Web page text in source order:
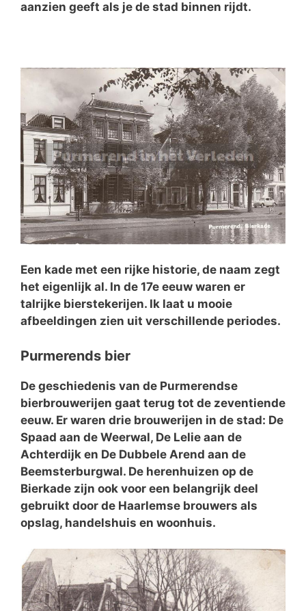
aanzien geeft als je de stad binnen rijdt.
Een kade met een rijke historie, de naam zegt
het eigenlijk al. In de 17e eeuw waren er
talrijke bierstekerijen. Ik laat u mooie
afbeeldingen zien uit verschillende periodes.
Purmerends bier
De geschiedenis van de Purmerendse
bierbrouwerijen gaat terug tot de zeventiende
eeuw. Er waren drie brouwerijen in de stad: De
Spaad aan de Weerwal, De Lelie aan de
Achterdijk en De Dubbele Arend aan de
Beemsterburgwal. De herenhuizen op de
Bierkade zijn ook voor een belangrijk deel
gebruikt door de Haarlemse brouwers als
opslag, handelshuis en woonhuis.